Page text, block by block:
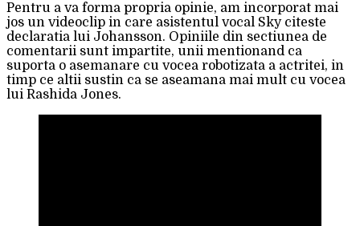
Pentru a va forma propria opinie, am incorporat mai
jos un videoclip in care asistentul vocal Sky citeste
declaratia lui Johansson. Opiniile din sectiunea de
comentarii sunt impartite, unii mentionand ca
suporta o asemanare cu vocea robotizata a actritei, in
timp ce altii sustin ca se aseamana mai mult cu vocea
lui Rashida Jones.